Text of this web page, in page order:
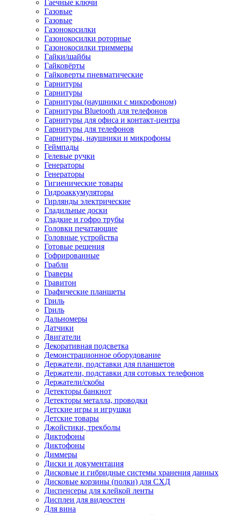
Гаечные ключи
Газовые
Газовые
Газонокосилки
Газонокосилки роторные
Газонокосилки триммеры
Гайки/шайбы
Гайковёрты
Гайковерты пневматические
Гарнитуры
Гарнитуры
Гарнитуры (наушники с микрофоном)
Гарнитуры Bluetooth для телефонов
Гарнитуры для офиса и контакт-центра
Гарнитуры для телефонов
Гарнитуры, наушники и микрофоны
Геймпады
Гелевые ручки
Генераторы
Генераторы
Гигиенические товары
Гидроаккумуляторы
Гирлянды электрические
Гладильные доски
Гладкие и гофро трубы
Головки печатающие
Головные устройства
Готовые решения
Гофрированные
Грабли
Граверы
Гравитон
Графические планшеты
Гриль
Гриль
Дальномеры
Датчики
Двигатели
Декоративная подсветка
Демонстрационное оборудование
Держатели, подставки для планшетов
Держатели, подставки для сотовых телефонов
Держатели/скобы
Детекторы банкнот
Детекторы металла, проводки
Детские игры и игрушки
Детские товары
Джойстики, трекболы
Диктофоны
Диктофоны
Диммеры
Диски и документация
Дисковые и гибридные системы хранения данных
Дисковые корзины (полки) для СХД
Диспенсеры для клейкой ленты
Дисплеи для видеостен
Для вина